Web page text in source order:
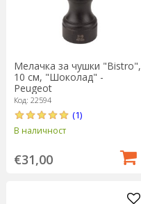
Мелачка за чушки "Bistro",
10 см, "Шоколад" -
Peugeot
Код: 22594
(1)
В наличност
€31,00